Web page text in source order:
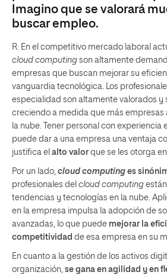
Imagino que se valorará
buscar empleo.
R: En el competitivo mercado laboral
cloud computing son altamente
empresas que buscan mejorar su
vanguardia tecnológica. Los
especialidad son altamente valorados y
creciendo a medida que más empresas
la nube. Tener personal con experiencia
puede dar a una empresa una ventaja
justifica el alto valor que se les otorga
Por un lado, cloud computing es
profesionales del cloud computing
tendencias y tecnologías en la nube.
en la empresa impulsa la adopción de
avanzadas, lo que puede mejorar la
competitividad de esa empresa en su
En cuanto a la gestión de los activos
organización, se gana en agilidad y en